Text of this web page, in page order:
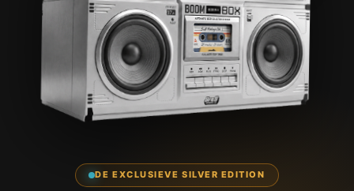
DE EXCLUSIEVE SILVER EDITION